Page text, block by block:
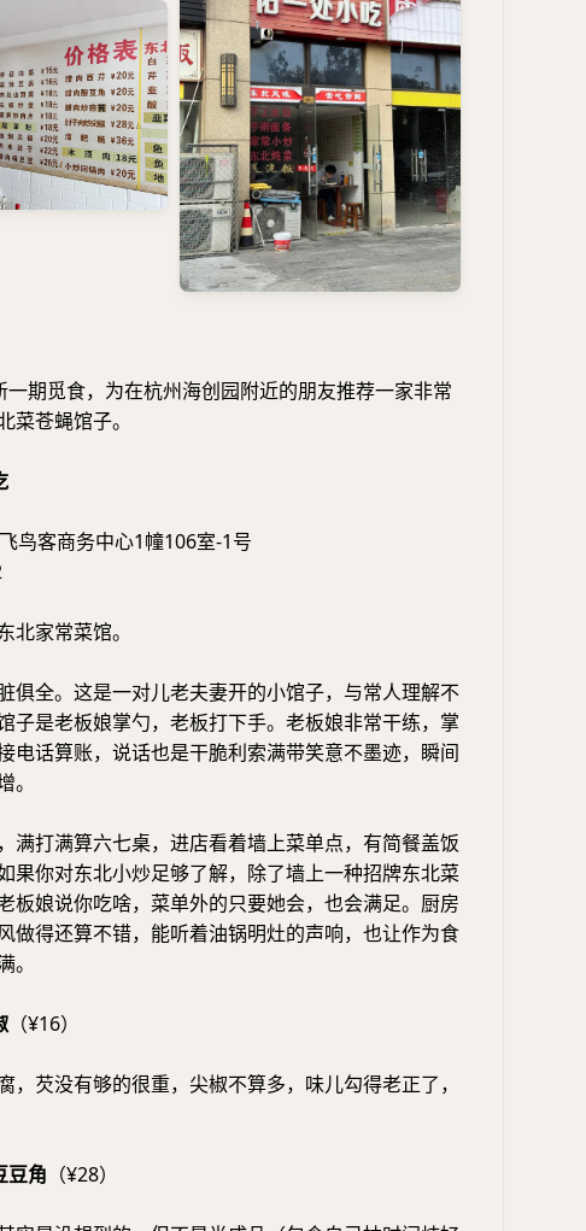
一期觅食，为在杭州海创园附近的朋友推荐一家非常
菜苍蝇馆子。
飞鸟客商务中心1幢106室-1号
北家常菜馆。
俱全。这是一对儿老夫妻开的小馆子，与常人理解不
子是老板娘掌勺，老板打下手。老板娘非常干练，掌
电话算账，说话也是干脆利索满带笑意不墨迹，瞬间
。
满打满算六七桌，进店看着墙上菜单点，有简餐盖饭
果你对东北小炒足够了解，除了墙上一种招牌东北菜
板娘说你吃啥，菜单外的只要她会，也会满足。厨房
做得还算不错，能听着油锅明灶的声响，也让作为食
。
（¥16）
，芡没有够的很重，尖椒不算多，味儿勾得老正了，
豆角 （¥28）